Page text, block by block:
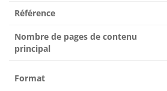
Référence
Nombre de pages de contenu
principal
Format